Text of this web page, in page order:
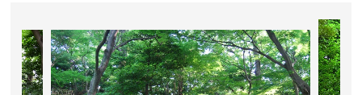
せた石材を多用した重厚な造りで、大人の「社会科
見学」として内部見学も人気です。※中央の塔を境
にして、正面に向かって右側が参議院、左側が衆議